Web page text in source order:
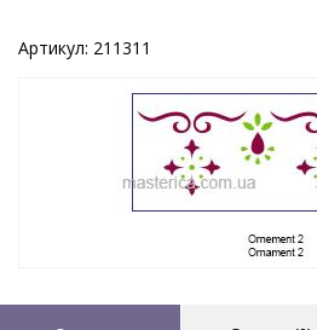
Артикул: 211311